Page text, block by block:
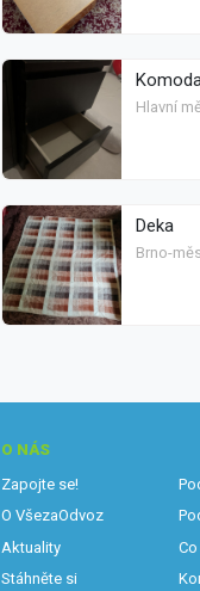
Hlavní
Deka
Brno-
O NÁS
Zapojte se!
O VšezaOdvoz
Aktuality
Stáhněte si